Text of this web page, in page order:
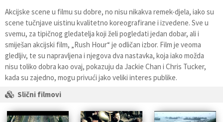
Akcijske scene u filmu su dobre, no nisu nikakva remek-djela, iako su
scene tučnjave uistinu kvalitetno koreografirane i izvedene. Sve u
svemu, za tipičnog gledatelja koji želi pogledati jedan dobar, ali i
smiješan akcijski film, „Rush Hour“ je odličan izbor. Film je veoma
gledljiv, te su napravljena i njegova dva nastavka, koja iako možda
nisu toliko dobra kao ovaj, pokazuju da Jackie Chan i Chris Tucker,
kada su zajedno, mogu privući jako veliki interes publike.
Slični filmovi